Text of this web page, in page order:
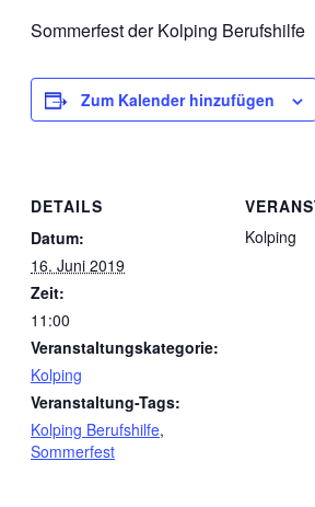
Sommerfest der Kolping Berufshilfe
Zum Kalender hinzufügen
DETAILS
Datum:
16. Juni 2019
Zeit:
11:00
Veranstaltungskategorie:
Kolping
Veranstaltung-Tags:
Kolping Berufshilfe,
Sommerfest
Kolping